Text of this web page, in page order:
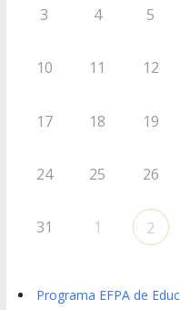
3 4 5
10 11 12
17 18 19
24 25 26
31 1 2
Programa EFPA de